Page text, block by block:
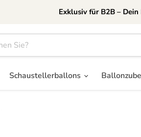
Exklusiv für B2B –
Schaustellerballons